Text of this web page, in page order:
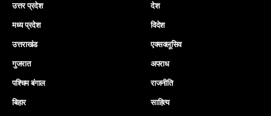
उत्तर प्रदेश
मध्य प्रदेश
उत्तराखंड
गुजरात
पश्चिम बंगाल
बिहार
देश
विदेश
एक्सक्लूसिव
अपराध
राजनीति
साहित्य